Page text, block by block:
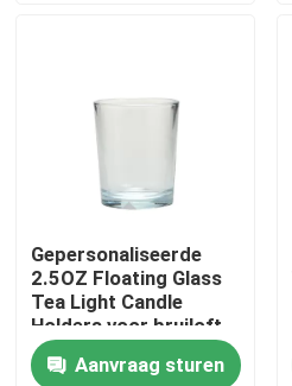
Neem contact met ons op
lege glaspotten
houders van de glas votive
Gepersonaliseerde
2.5OZ Floating Glass
Tea Light Candle
Holders voor bruiloft
Aanvraag sturen